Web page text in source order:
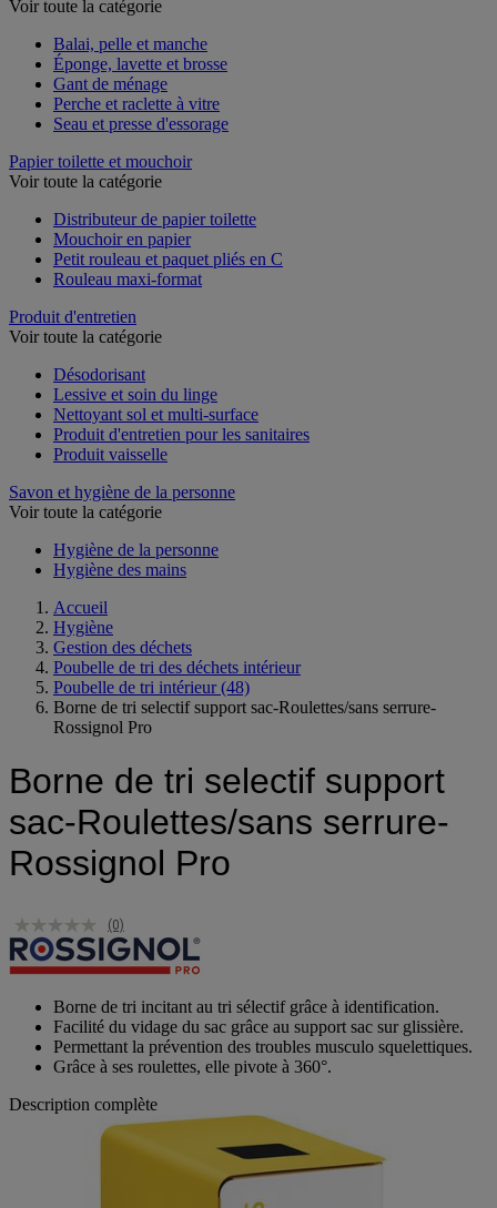
Balai, pelle et manche
Éponge, lavette et brosse
Gant de ménage
Perche et raclette à vitre
Papier toilette et mouchoir
Distributeur de papier toilette
Mouchoir en papier
Petit rouleau et paquet pliés en C
Produit d'entretien
Désodorisant
Lessive et soin du linge
Nettoyant sol et multi-surface
Produit d'entretien pour les sanitaires
Savon et hygiène de la personne
Hygiène de la personne
Accueil
Hygiène
Gestion des déchets
Poubelle de tri des déchets intérieur
Poubelle de tri intérieur (48)
Borne de tri selectif support sac-Roulettes/sans serrure-
Borne de tri selectif support
sac-Roulettes/sans serrure-
Rossignol Pro
(0)
Borne de tri incitant au tri sélectif grâce à identification.
Facilité du vidage du sac grâce au support sac sur glissière.
Permettant la prévention des troubles musculo squelettiques.
Description complète